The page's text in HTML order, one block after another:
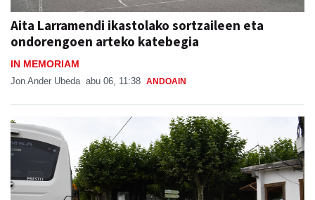
Aita Larramendi ikastolako sortzaileen eta
ondorengoen arteko katebegia
IN MEMORIAM
Jon Ander Ubeda abu 06, 11:38 ANDOAIN